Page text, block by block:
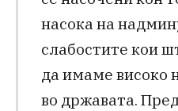
насока на
слабостите кои
да имаме високо
во државата.